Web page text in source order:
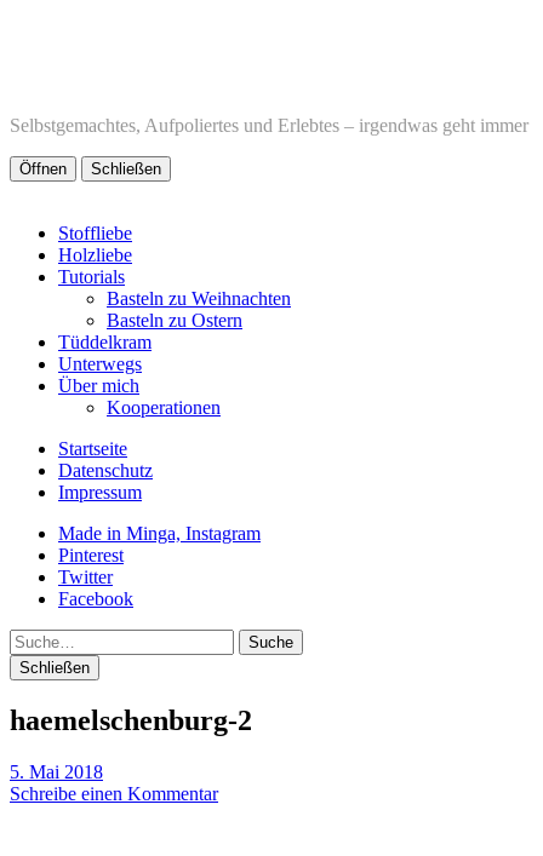
Selbstgemachtes, Aufpoliertes und Erlebtes – irgendwas geht immer
Öffnen Schließen
Stoffliebe
Holzliebe
Tutorials
Basteln zu Weihnachten
Basteln zu Ostern
Tüddelkram
Unterwegs
Über mich
Kooperationen
Startseite
Datenschutz
Impressum
Made in Minga, Instagram
Pinterest
Twitter
Facebook
Suche
Schließen
haemelschenburg-2
5. Mai 2018
Schreibe einen Kommentar